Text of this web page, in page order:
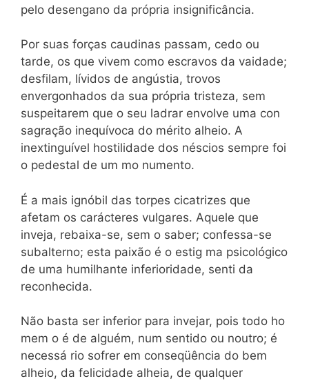
pelo desengano da própria insignificância.
Por suas forças caudinas passam, cedo ou
tarde, os que vivem como escravos da vaidade;
desfilam, lívidos de angústia, trovos
envergonhados da sua própria tristeza, sem
suspeitarem que o seu ladrar envolve uma con
sagração inequívoca do mérito alheio. A
inextinguível hostilidade dos néscios sempre foi
o pedestal de um mo numento.
É a mais ignóbil das torpes cicatrizes que
afetam os carácteres vulgares. Aquele que
inveja, rebaixa-se, sem o saber; confessa-se
subalterno; esta paixão é o estig ma psicológico
de uma humilhante inferioridade, senti da
reconhecida.
Não basta ser inferior para invejar, pois todo ho
mem o é de alguém, num sentido ou noutro; é
necessá rio sofrer em conseqüência do bem
alheio, da felicidade alheia, de qualquer